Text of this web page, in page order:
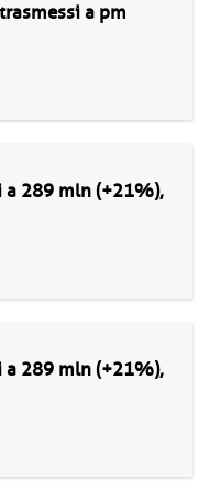
a pm
a 289 mln (+21%),
a 289 mln (+21%),